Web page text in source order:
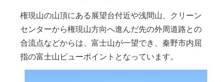
権現山の山頂にある展望台付近や浅間山、クリーン
センターから権現山方向へ進んだ先の外周道路との
合流点などからは、富士山が一望でき、秦野市内屈
指の富士山ビューポイントとなっています。